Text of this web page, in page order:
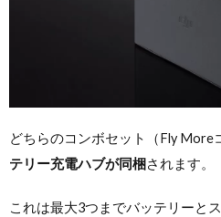
どちらのコンボセット（Fly More
テリー充電ハブが同梱されます。
これは最大3つまでバッテリーと